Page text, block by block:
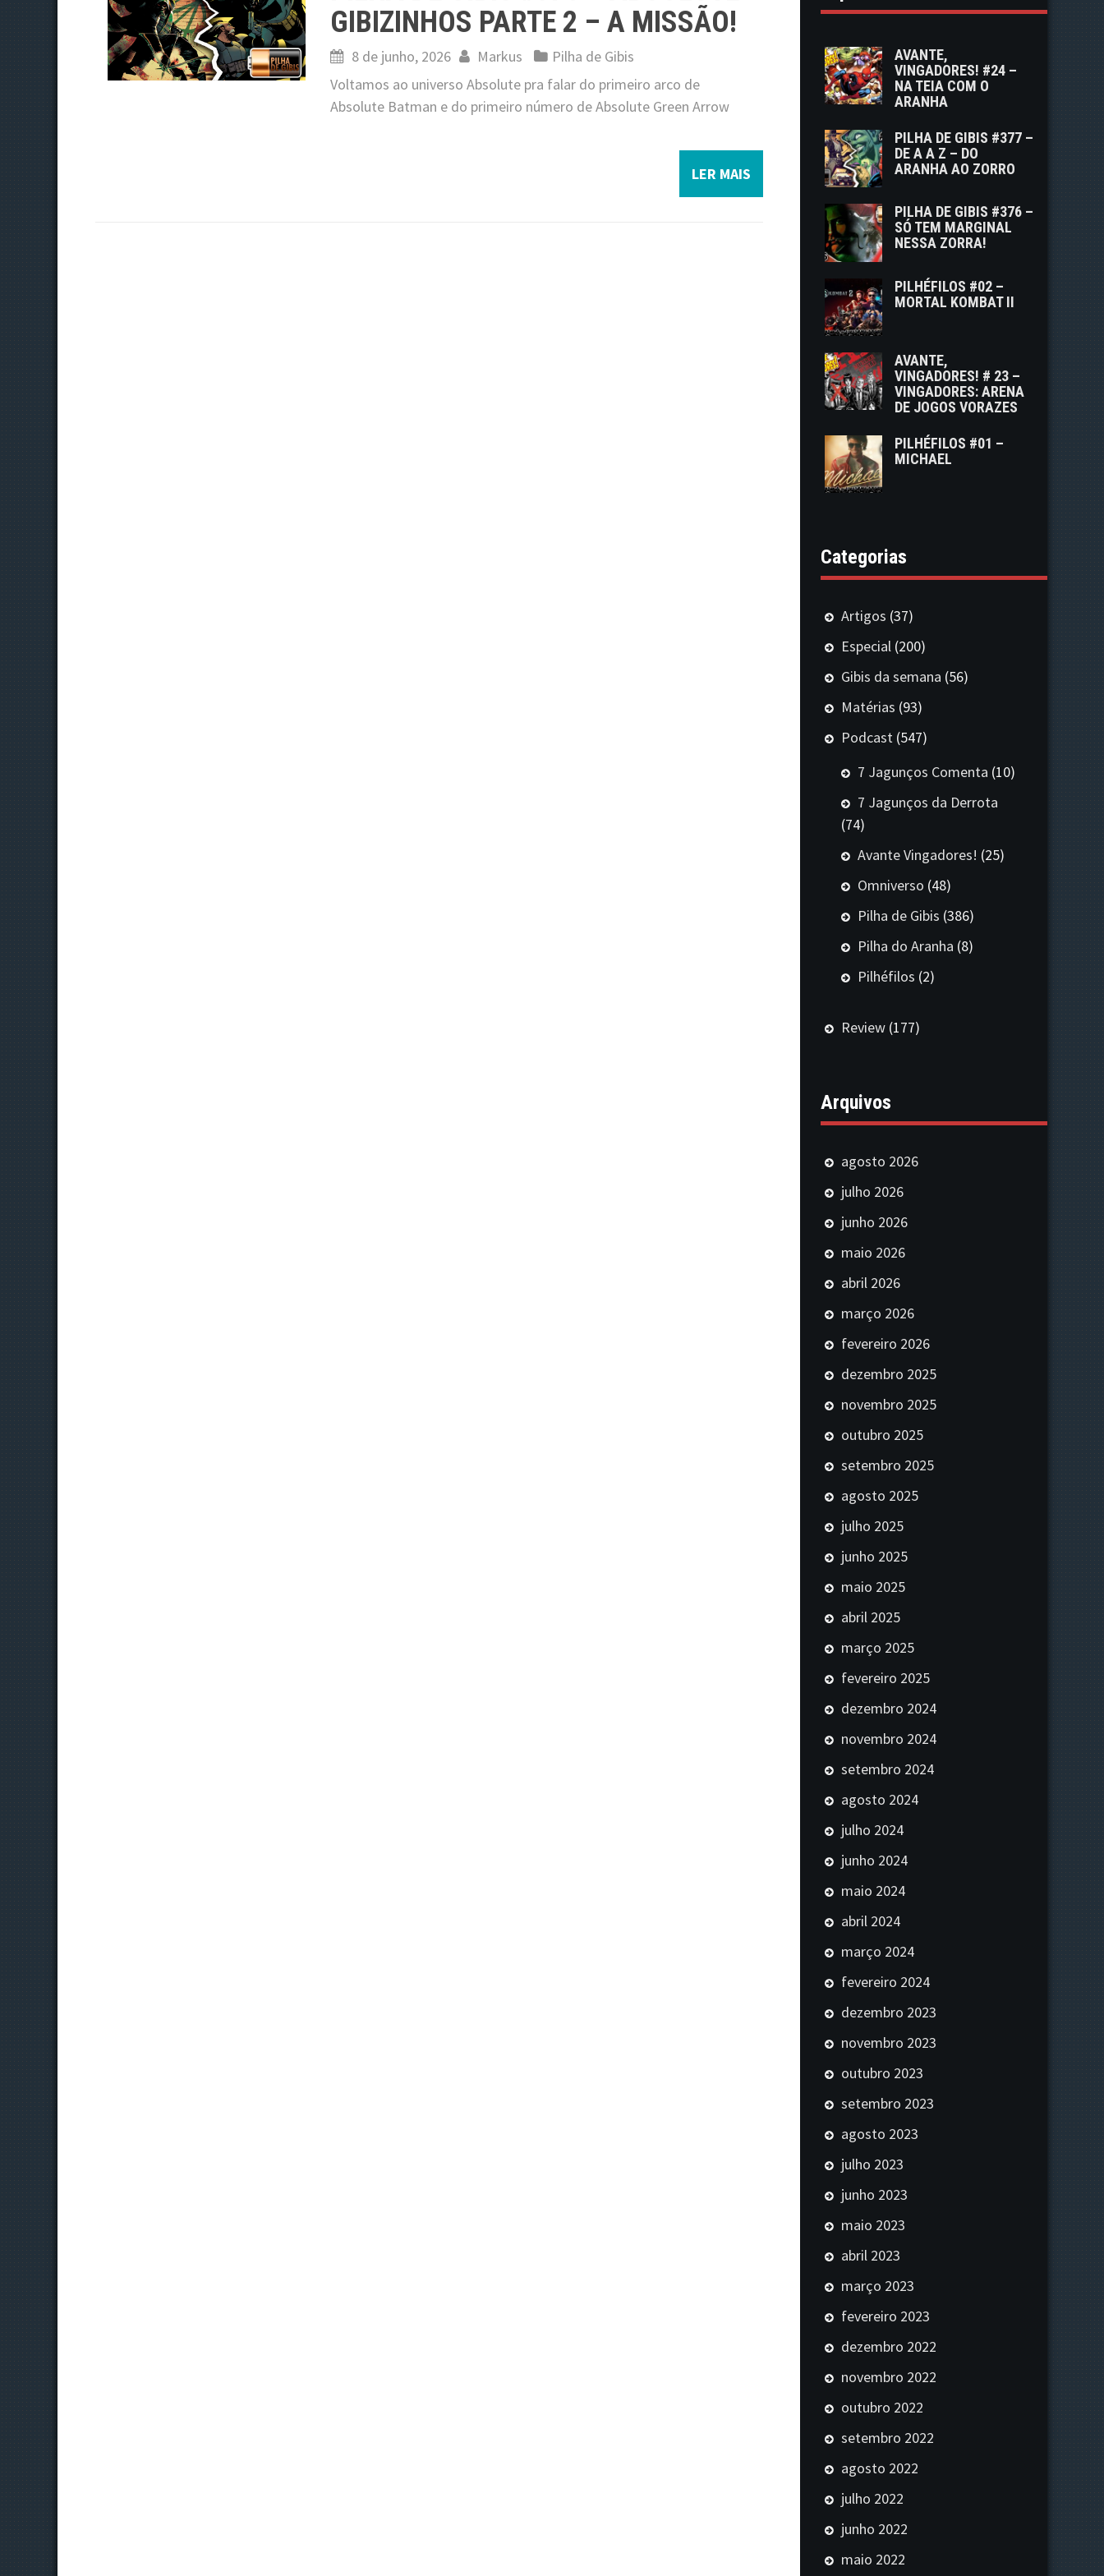
GIBIZINHOS PARTE 2 – A MISSÃO!
8 de junho, 2026 Markus
Pilha de Gibis
Voltamos ao universo Absolute pra falar do primeiro arco de
Absolute Batman e do primeiro número de Absolute Green Arrow
LER MAIS
AVANTE,
VINGADORES! #24 –
NA TEIA COM O
ARANHA
PILHA DE GIBIS #377 –
DE A A Z – DO
ARANHA AO ZORRO
PILHA DE GIBIS #376 –
SÓ TEM MARGINAL
NESSA ZORRA!
PILHÉFILOS #02 –
MORTAL KOMBAT II
AVANTE,
VINGADORES! # 23 –
VINGADORES: ARENA
DE JOGOS VORAZES
PILHÉFILOS #01 –
MICHAEL
Categorias
Artigos (37)
Especial (200)
Gibis da semana (56)
Matérias (93)
Podcast (547)
7 Jagunços Comenta (10)
7 Jagunços da Derrota
(74)
Avante Vingadores! (25)
Omniverso (48)
Pilha de Gibis (386)
Pilha do Aranha (8)
Pilhéfilos (2)
Review (177)
Arquivos
agosto 2026
julho 2026
junho 2026
maio 2026
abril 2026
março 2026
fevereiro 2026
dezembro 2025
novembro 2025
outubro 2025
setembro 2025
agosto 2025
julho 2025
junho 2025
maio 2025
abril 2025
março 2025
fevereiro 2025
dezembro 2024
novembro 2024
setembro 2024
agosto 2024
julho 2024
junho 2024
maio 2024
abril 2024
março 2024
fevereiro 2024
dezembro 2023
novembro 2023
outubro 2023
setembro 2023
agosto 2023
julho 2023
junho 2023
maio 2023
abril 2023
março 2023
fevereiro 2023
dezembro 2022
novembro 2022
outubro 2022
setembro 2022
agosto 2022
julho 2022
junho 2022
maio 2022